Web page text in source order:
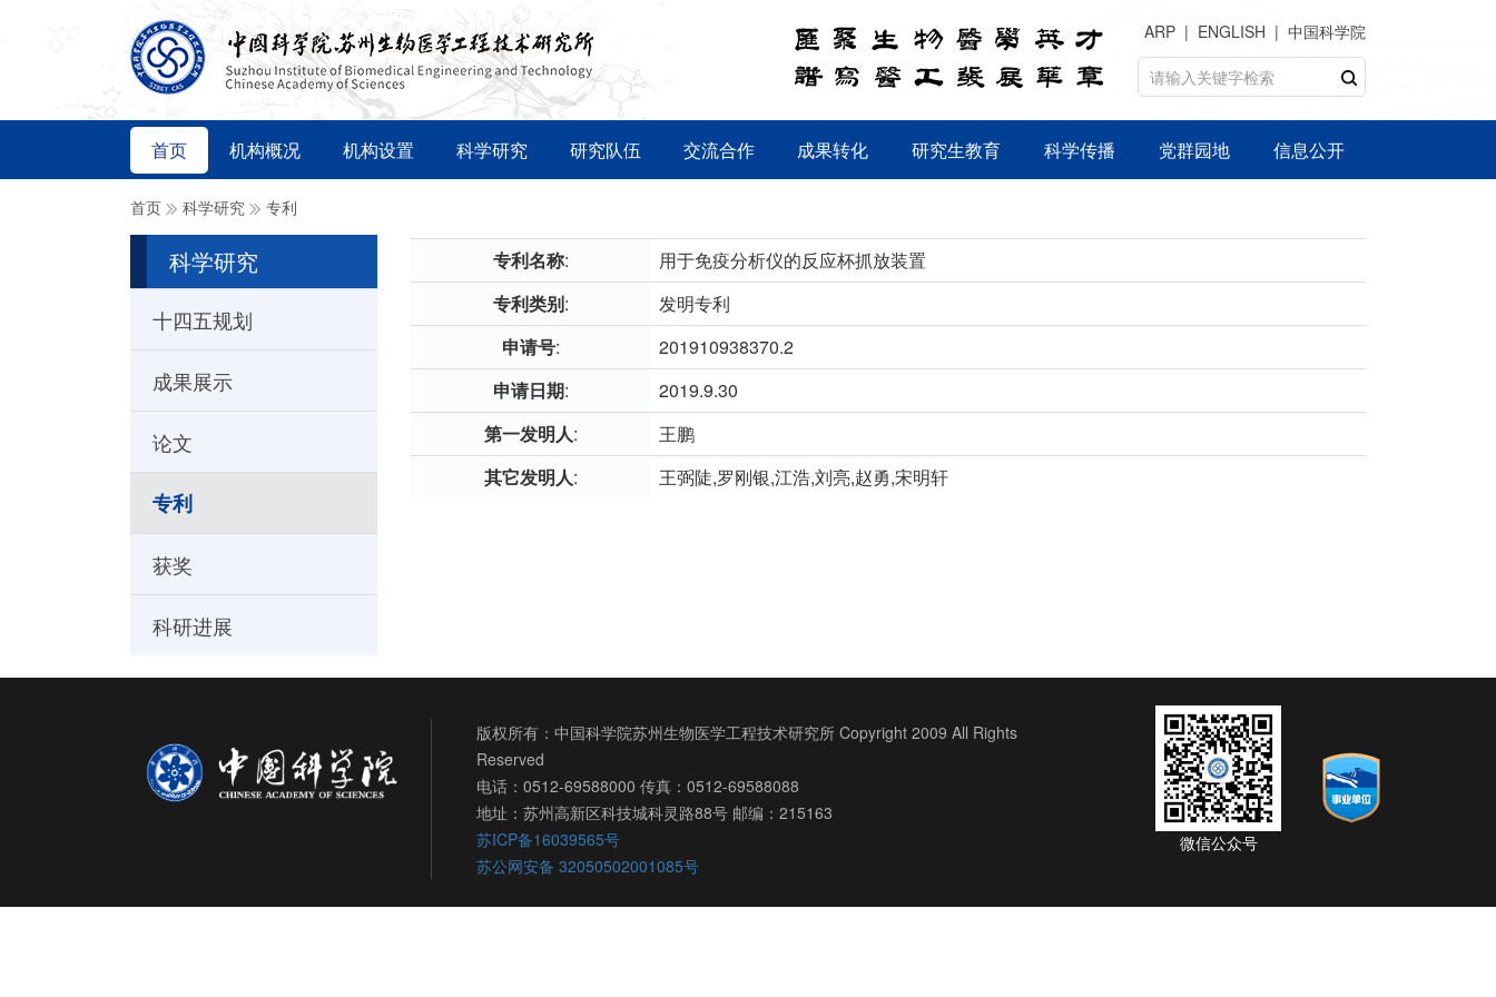
ARP ENGLISH 中国科学院
首页 机构概况 机构设置 科学研究 研究队伍 交流合作 成果转化 研究生教育 科学传播 党群园地 信息公开
首页 科学研究 专利
科学研究
十四五规划
成果展示
论文
专利
获奖
科研进展
专利名称:
用于免疫分析仪的反应杯抓放装置
专利类别:
发明专利
申请号:
201910938370.2
申请日期:
2019.9.30
第一发明人:
王鹏
其它发明人: 王弼陡,罗刚银,江浩,刘亮,赵勇,宋明轩
版权所有：中国科学院苏州生物医学工程技术研究所 Copyright 2009 All Rights
Reserved
电话：0512-69588000 传真：0512-69588088
地址：苏州高新区科技城科灵路88号 邮编：215163
苏ICP备16039565号
苏公网安备 32050502001085号
微信公众号